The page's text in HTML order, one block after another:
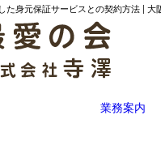
た身元保証サービスとの契約方法 |
業務案内